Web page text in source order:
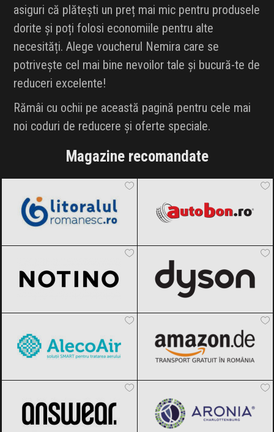
asiguri că plătești un preț mai mic pentru produsele
dorite și poți folosi economiile pentru alte
necesități. Alege voucherul Nemira care se
potrivește cel mai bine nevoilor tale și bucură-te de
reduceri excelente!
Rămâi cu ochii pe această pagină pentru cele mai
noi coduri de reducere și oferte speciale.
Magazine recomandate
2026
2026